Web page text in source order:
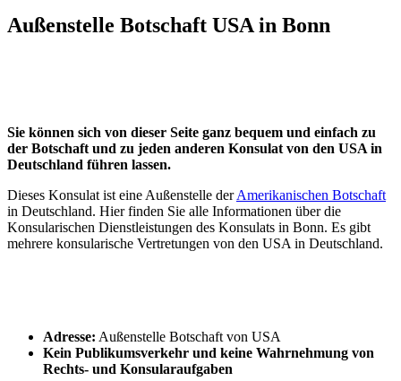
Außenstelle Botschaft USA in Bonn
Sie können sich von dieser Seite ganz bequem und einfach zu
der Botschaft und zu jeden anderen Konsulat von den USA in
Deutschland führen lassen.
Dieses Konsulat ist eine Außenstelle derAmerikanischen Botschaft
in Deutschland. Hier finden Sie alle Informationen über die
Konsularischen Dienstleistungen des Konsulats in Bonn. Es gibt
mehrere konsularische Vertretungen von den USA in Deutschland.
Adresse: Außenstelle Botschaft von USA
Kein Publikumsverkehr und keine Wahrnehmung von
Rechts- und Konsularaufgaben